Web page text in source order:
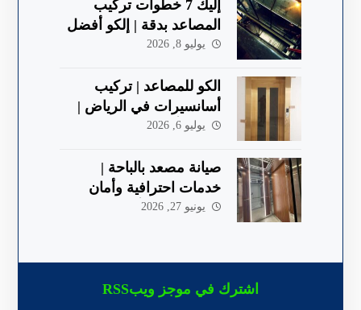
إليك 7 خطوات تركيب
المصاعد بدقة | إلكو أفضل
شركة في الباحة
يوليو 8, 2026
الكو للمصاعد | تركيب
أسانسيرات في الرياض |
جودة وأمان 2026
يوليو 6, 2026
صيانة مصعد بالباحة |
خدمات احترافية وأمان
معتمد 2026 | ألكو
يونيو 27, 2026
اشترك في موجز ويبRSS